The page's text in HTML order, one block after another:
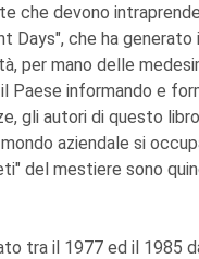
che devono
Days", che ha
per mano delle
Paese informando e
gli autori di questo
aziendale si
del mestiere sono
tra il 1977 ed il 1985